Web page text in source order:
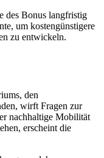
des Bonus langfristig
um kostengünstigere
zu entwickeln.
den
wirft Fragen zur
nachhaltige Mobilität
erscheint die